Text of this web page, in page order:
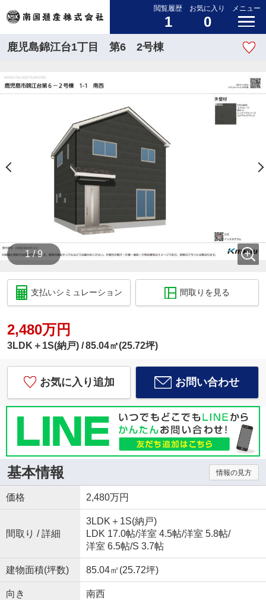
閲覧履歴
1
お気に入り
0
メニュー
鹿児島錦江台1丁目 第6 2号棟
1 / 9
支払いシミュレーション 間取りを見る
2,480万円
3LDK＋1S(納戸) 85.04㎡(25.72坪)
お気に入り追加 お問い合わせ
基本情報 情報の見方
価格 2,480万円
間取り / 詳細
3LDK＋1S(納戸)
LDK 17.0帖/洋室 4.5帖/洋室 5.8帖/
洋室 6.5帖/S 3.7帖
建物面積(坪数) 85.04㎡(25.72坪)
向き 南西